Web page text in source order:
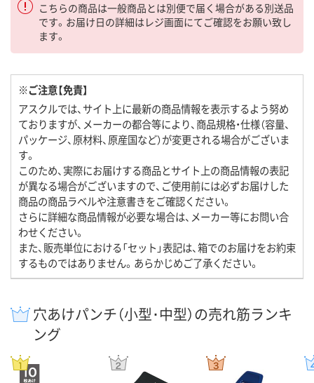
こちらの商品は一般商品とは別便で届く場合がある別送品
です。お届け日の詳細はレジ画面にてご確認をお願い致し
ます。
※ご注意【免責】
アスクルでは、サイト上に最新の商品情報を表示するよう努め
ておりますが、メーカーの都合等により、商品規格・仕様（容量、
パッケージ、原材料、原産国など）が変更される場合がございま
す。
このため、実際にお届けする商品とサイト上の商品情報の表記
が異なる場合がございますので、ご使用前には必ずお届けした
商品の商品ラベルや注意書きをご確認ください。
さらに詳細な商品情報が必要な場合は、メーカー等にお問い合
わせください。
また、販売単位における「セット」表記は、箱でのお届けをお約束
するものではありません。あらかじめご了承ください。
穴あけパンチ（小型･中型）の売れ筋ランキ
ング